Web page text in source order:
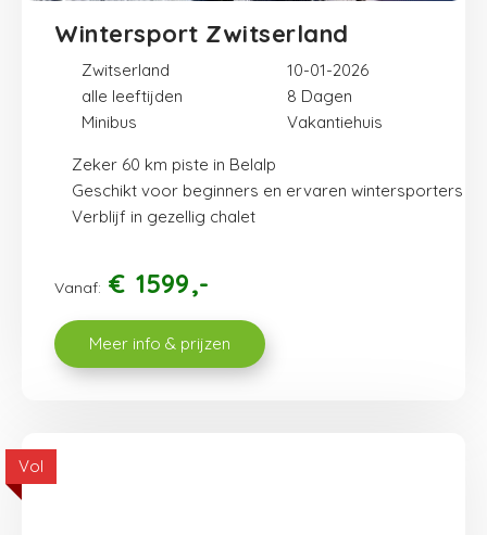
Wintersport Zwitserland
alle leeftijden
8
Minibus
Vakantiehuis
Zwitserland 10-01-2026
Zeker 60 km piste in Belalp
Geschikt voor beginners en ervaren wintersporters
Verblijf in gezellig chalet
Vanaf: € 1599
Meer info & prijzen
Vol